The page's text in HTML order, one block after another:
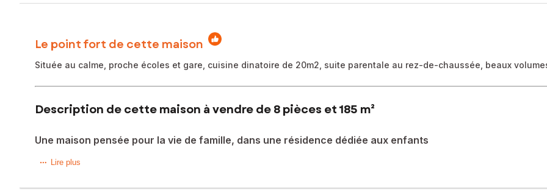
Le point fort de cette maison
Située au calme, proche écoles et gare, cuisine dinatoire de 20m2, suite parentale au rez-de-chaussée, beaux
Description de cette maison à vendre de 8 pièces et 185 m²
Une maison pensée pour la vie de famille, dans une résidence dédiée aux enfants
Exclusivité ! Dans une résidence familiale et paisible, où les voitures passent au ralenti, cette maison d'environ 185m² sur un
espaces communiquent naturellement avec la grande cuisine dînatoire de 20 m², devenue une véritable pièce de vie en
Lire plus